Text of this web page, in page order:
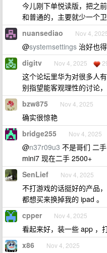
今儿刚下单悦读版，把之
和普通的，主要就少一个
nuansediao Nov 4,
@systemsettings 治好也
digitv Nov 4, 2025
这个论坛里华为对很多人
别指望能客观理性的讨论
bzw875 Nov 4, 2025
确实很惊艳
bridge255 Nov 4, 2025
@n37r09u3 不是哥们 二
mini7 现在二手 2500+
SenLief Nov 4, 2025
不打游戏的话挺好的产品
都想买来换掉我的 ipad 。
cpper Nov 4, 2025
看起来好，装一些 app ，
x86 Nov 4, 2025